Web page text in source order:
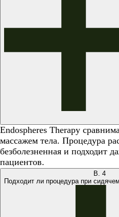
Endospheres Therapy
массажем тела. Процедура
безболезненная и подходит
пациентов.
В. 4
Подходит ли процедура при